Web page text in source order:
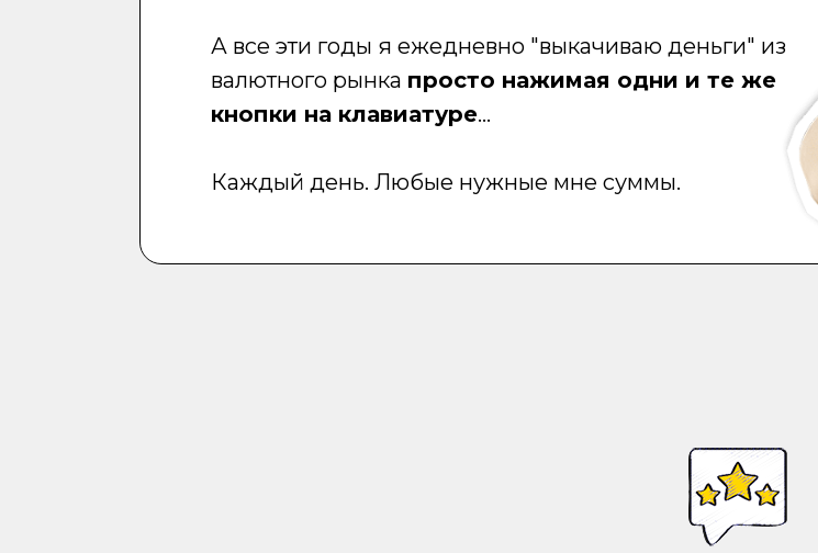
А все эти годы я ежедневно "выкачиваю деньги" из
валютного рынка просто нажимая одни и те же
кнопки на клавиатуре...
Каждый день. Любые нужные мне суммы.